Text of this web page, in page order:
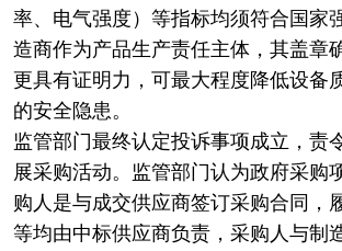
率、电气强度）等指标均须符合国家
造商作为产品生产责任主体，其盖章
更具有证明力，可最大程度降低设备
的安全隐患。
监管部门最终认定投诉事项成立，责
展采购活动。监管部门认为政府采购
购人是与成交供应商签订采购合同，
等均由中标供应商负责，采购人与制